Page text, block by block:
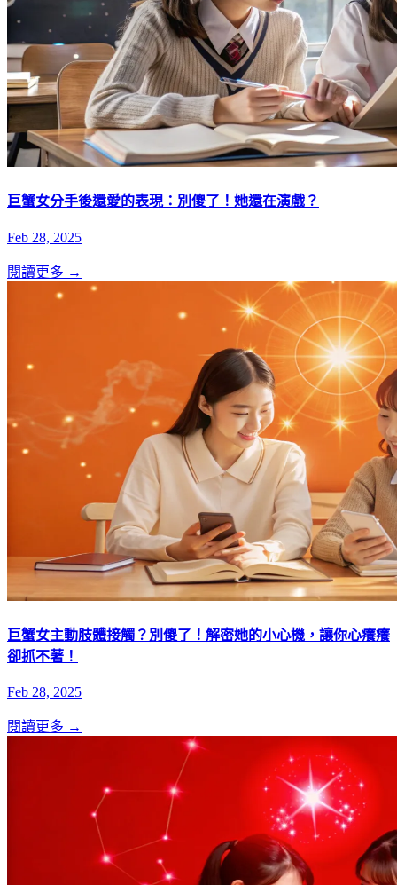
巨蟹女分手後還愛的表現：別傻了！她還在演戲？
Feb 28, 2025
閱讀更多 →
巨蟹女主動肢體接觸？別傻了！解密她的小心機，讓你心癢癢
卻抓不著！
Feb 28, 2025
閱讀更多 →